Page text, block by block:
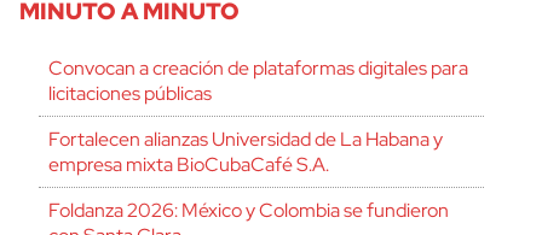
MINUTO A MINUTO
Convocan a creación de plataformas digitales para
licitaciones públicas
Fortalecen alianzas Universidad de La Habana y
empresa mixta BioCubaCafé S.A.
Foldanza 2026: México y Colombia se fundieron